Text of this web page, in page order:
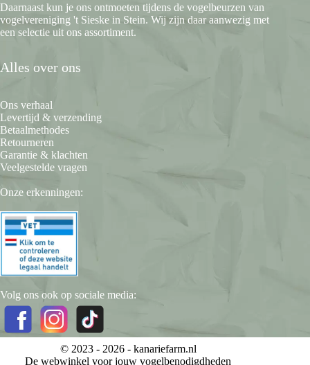
Daarnaast kun je ons ontmoeten tijdens de vogelbeurzen van
vogelvereniging 't Sieske in Stein. Wij zijn daar aanwezig met
een selectie uit ons assortiment.
Alles over ons
Ons verhaal
Levertijd & verzending
Betaalmethodes
Retourneren
Garantie & klachten
Veelgestelde vragen
Onze erkenningen:
Volg ons ook op sociale media:
© 2023 - 2026 - kanariefarm.nl
De webwinkel voor jouw vogelbenodigdheden